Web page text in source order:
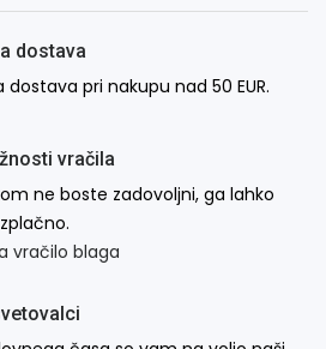
dostava
dostava pri nakupu nad 50 EUR.
vračila
ne boste zadovoljni, ga lahko
vračilo blaga